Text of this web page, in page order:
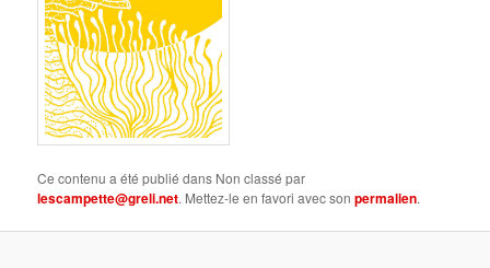
Ce contenu a été publié dans Non classé par
lescampette@greli.net. Mettez-le en favori avec sonpermalien.